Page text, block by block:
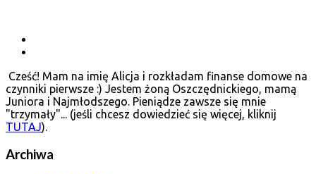
Cześć! Mam na imię Alicja i rozkładam finanse domowe na
czynniki pierwsze :) Jestem żoną Oszczędnickiego, mamą
Juniora i Najmłodszego. Pieniądze zawsze się mnie
"trzymały"... (jeśli chcesz dowiedzieć się więcej, kliknij
TUTAJ).
Archiwa